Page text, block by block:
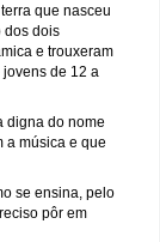
que nasceu
dos dois
e trouxeram
de 12 a
digna do nome
a música e que
se ensina, pelo
pôr em